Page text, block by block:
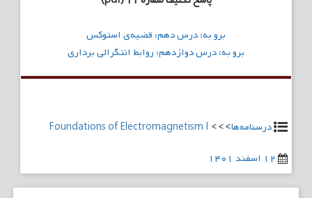
برو به: درس دهم: قضیه‌ی استوکس
برو به: درس دوازدهم: روابط انتگرالی برداری
درسنامه‌ها>>>
Foundations of Electromagnetism I
۱۲ اسفند ۱۴۰۱